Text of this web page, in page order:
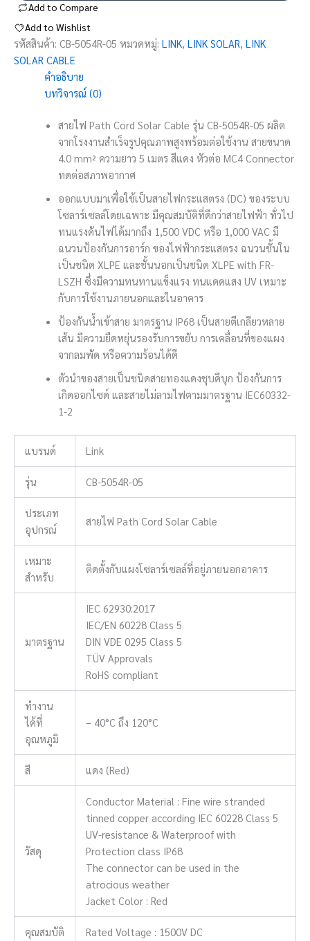
Add to Compare
Add to Wishlist
รหัสสินค้า: CB-5054R-05 หมวดหมู่: LINK, LINK SOLAR, LINK
SOLAR CABLE
คำอธิบาย
บทวิจารณ์ (0)
สายไฟ Path Cord Solar Cable รุ่น CB-5054R-05 ผลิต
จากโรงงานสำเร็จรูปคุณภาพสูงพร้อมต่อใช้งาน สายขนาด
4.0 mm² ความยาว 5 เมตร สีแดง หัวต่อ MC4 Connector
ทดต่อสภาพอากาศ
ออกแบบมาเพื่อใช้เป็นสายไฟกระแสตรง (DC) ของระบบ
โซลาร์เซลล์โดยเฉพาะ มีคุณสมบัติที่ดีกว่าสายไฟฟ้า ทั่วไป
ทนแรงดันไฟได้มากถึง 1,500 VDC หรือ 1,000 VAC มี
ฉนวนป้องกันการอาร์ก ของไฟฟ้ากระแสตรง ฉนวนชั้นใน
เป็นชนิด XLPE และชั้นนอกเป็นชนิด XLPE with FR-
LSZH ซึ่งมีความทนทานแข็งแรง ทนแดดแสง UV เหมาะ
กับการใช้งานภายนอกและในอาคาร
ป้องกันน้ำเข้าสาย มาตรฐาน IP68 เป็นสายตีเกลียวหลาย
เส้น มีความยืดหยุ่นรองรับการขยับ การเคลื่อนที่ของแผง
จากลมพัด หรือความร้อนได้ดี
ตัวนำของสายเป็นชนิดสายทองแดงชุบดีบุก ป้องกันการ
เกิดออกไซด์ และสายไม่ลามไฟตามมาตรฐาน IEC60332-
1-2
แบรนด์ Link
รุ่น CB-5054R-05
ประเภท
อุปกรณ์
สายไฟ Path Cord Solar Cable
เหมาะ
สำหรับ
ติดตั้งกับแผงโซลาร์เซลล์ที่อยู่ภายนอกอาคาร
มาตรฐาน
IEC 62930:2017
IEC/EN 60228 Class 5
DIN VDE 0295 Class 5
TÜV Approvals
RoHS compliant
ทำงาน
ได้ที่
อุณหภูมิ
– 40°C ถึง 120°C
สี แดง (Red)
วัสดุ
Conductor Material : Fine wire stranded
tinned copper according IEC 60228 Class 5
UV-resistance & Waterproof with
Protection class IP68
The connector can be used in the
atrocious weather
Jacket Color : Red
คุณสมบัติ Rated Voltage : 1500V DC